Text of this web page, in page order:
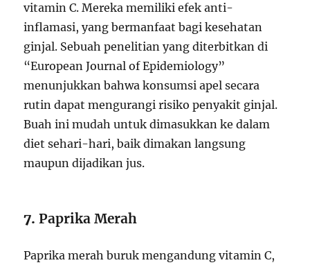
vitamin C. Mereka memiliki efek anti-
inflamasi, yang bermanfaat bagi kesehatan
ginjal. Sebuah penelitian yang diterbitkan di
“European Journal of Epidemiology”
menunjukkan bahwa konsumsi apel secara
rutin dapat mengurangi risiko penyakit ginjal.
Buah ini mudah untuk dimasukkan ke dalam
diet sehari-hari, baik dimakan langsung
maupun dijadikan jus.
7.Paprika Merah
Paprika merah buruk mengandung vitamin C,